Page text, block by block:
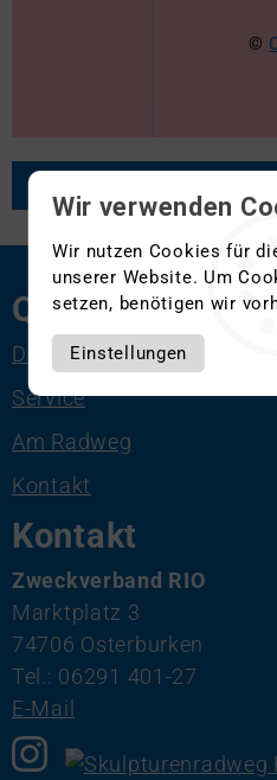
Wir verwenden
Wir nutzen Cookies für
unserer Website. Um
setzen, benötigen wir
Einstellungen
©
ZURÜCK ZUR
Quicklinks
Die Skulpturen
Service
Am Radweg
Kontakt
Kontakt
Zweckverband RIO
Marktplatz 3
74706 Osterburken
Tel.: 06291 401-27
E-Mail